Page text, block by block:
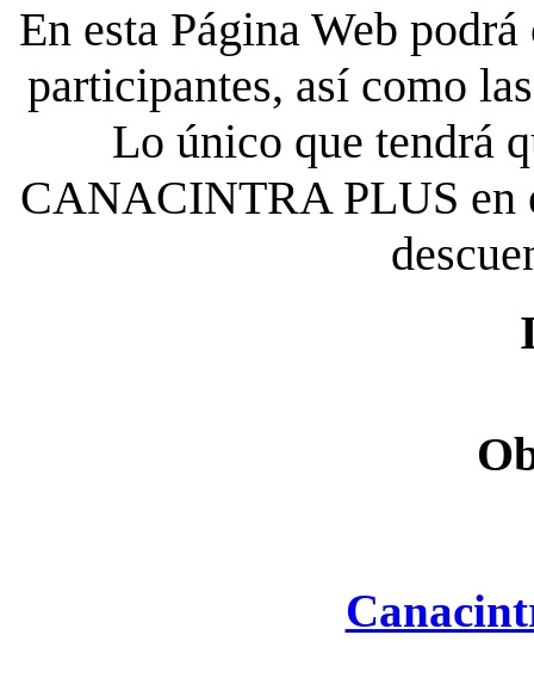
En esta Página Web
participantes, así como
Lo único que tendrá
CANACINTRA PLUS en